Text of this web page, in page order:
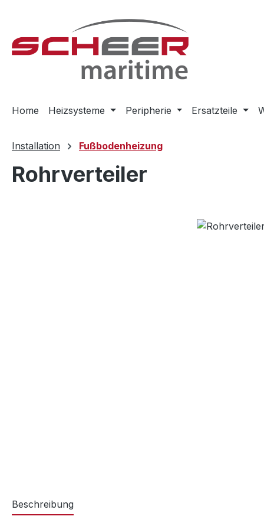
Home Heizsysteme Peripherie Ersatzteile
Installation Fußbodenheizung
Rohrverteiler
Beschreibung